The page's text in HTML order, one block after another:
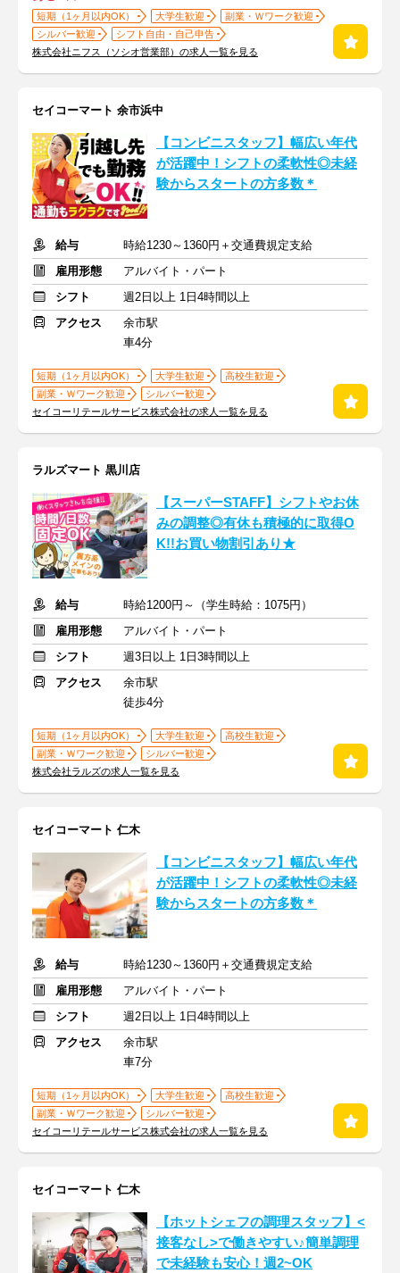
短期（1ヶ月以内OK） 大学生歓迎
副業・Ｗワーク歓迎
シルバー歓迎
シフト自由・自己申告
株式会社ニフス（ソシオ営業部）の求人一覧を見る
セイコーマート 余市浜中
【コンビニスタッフ】幅広い年代
が活躍中！シフトの柔軟性◎未経
験からスタートの方多数＊
給与
時給1230～1360円＋交通費規定支給
雇用形態
アルバイト・パート
シフト
週2日以上 1日4時間以上
アクセス
余市駅
車4分
短期（1ヶ月以内OK） 大学生歓迎
高校生歓迎
副業・Ｗワーク歓迎
シルバー歓迎
セイコーリテールサービス株式会社の求人一覧を見る
ラルズマート 黒川店
【スーパーSTAFF】シフトやお休
みの調整◎有休も積極的に取得O
K!!お買い物割引あり★
給与
時給1200円～（学生時給：1075円）
雇用形態
アルバイト・パート
シフト
週3日以上 1日3時間以上
アクセス
余市駅
徒歩4分
短期（1ヶ月以内OK） 大学生歓迎
高校生歓迎
副業・Ｗワーク歓迎
シルバー歓迎
株式会社ラルズの求人一覧を見る
セイコーマート 仁木
【コンビニスタッフ】幅広い年代
が活躍中！シフトの柔軟性◎未経
験からスタートの方多数＊
給与
時給1230～1360円＋交通費規定支給
雇用形態
アルバイト・パート
シフト
週2日以上 1日4時間以上
アクセス
余市駅
車7分
短期（1ヶ月以内OK） 大学生歓迎
高校生歓迎
副業・Ｗワーク歓迎
シルバー歓迎
セイコーリテールサービス株式会社の求人一覧を見る
セイコーマート 仁木
【ホットシェフの調理スタッフ】<
接客なし>で働きやすい♪簡単調理
で未経験も安心！週2~OK